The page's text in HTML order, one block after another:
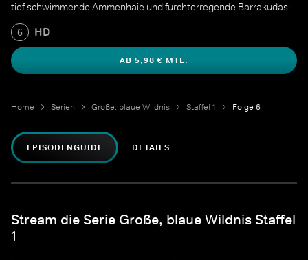
tief schwimmende Ammenhaie und furchterregende Barrakudas.
6 HD
AB 5,98 € MTL.
Home Serien Große, blaue Wildnis Staffel 1 Folge 6
EPISODENGUIDE DETAILS
Stream die Serie Große, blaue Wildnis Staffel
1